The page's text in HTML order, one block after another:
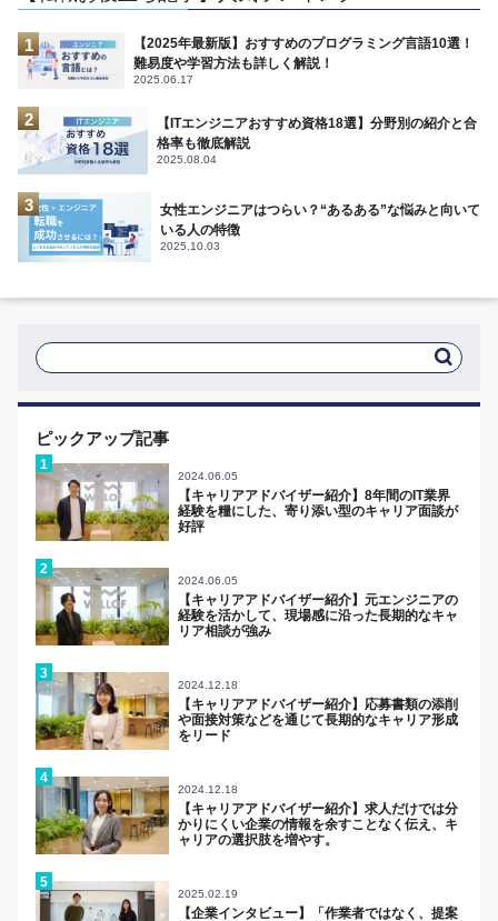
【2025年最新版】おすすめのプログラミング言語10選！
難易度や学習方法も詳しく解説！
2025.06.17
【ITエンジニアおすすめ資格18選】分野別の紹介と合
格率も徹底解説
2025.08.04
女性エンジニアはつらい？“あるある”な悩みと向いて
いる人の特徴
2025.10.03
ピックアップ記事
2024.06.05
【キャリアアドバイザー紹介】8年間のIT業界
経験を糧にした、寄り添い型のキャリア面談が
好評
2024.06.05
【キャリアアドバイザー紹介】元エンジニアの
経験を活かして、現場感に沿った長期的なキャ
リア相談が強み
2024.12.18
【キャリアアドバイザー紹介】応募書類の添削
や面接対策などを通じて長期的なキャリア形成
をリード
2024.12.18
【キャリアアドバイザー紹介】求人だけでは分
かりにくい企業の情報を余すことなく伝え、キ
ャリアの選択肢を増やす。
2025.02.19
【企業インタビュー】「作業者ではなく、提案